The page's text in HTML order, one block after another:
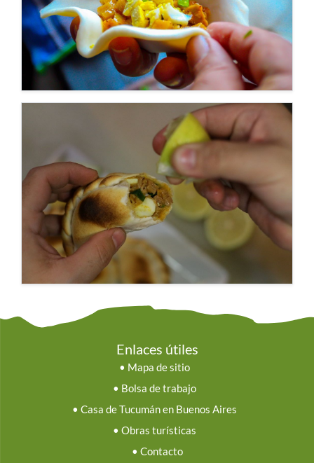
Enlaces útiles
• Mapa de sitio
• Bolsa de trabajo
• Casa de Tucumán en Buenos Aires
• Obras turísticas
• Contacto